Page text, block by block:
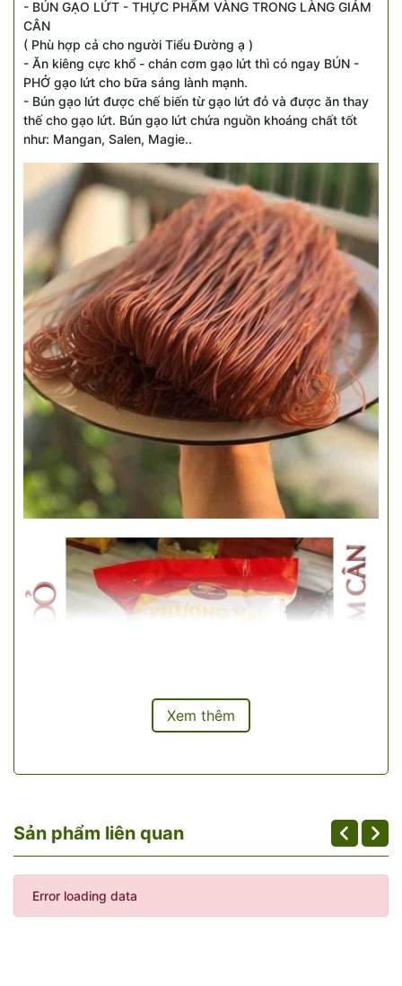
- BÚN GẠO LỨT - THỰC PHẨM VÀNG TRONG LÀNG GIẢM
CÂN
( Phù hợp cả cho người Tiểu Đường ạ )
- Ăn kiêng cực khổ - chán cơm gạo lứt thì có ngay BÚN -
PHỞ gạo lứt cho bữa sáng lành mạnh.
- Bún gạo lứt được chế biến từ gạo lứt đỏ và được ăn thay
thế cho gạo lứt. Bún gạo lứt chứa nguồn khoáng chất tốt
như: Mangan, Salen, Magie..
Xem thêm
Sản phẩm liên quan
Error loading data